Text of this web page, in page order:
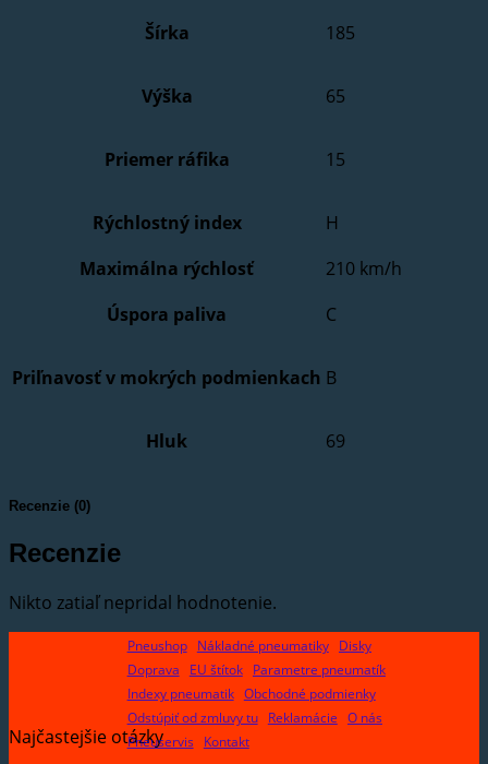
Šírka 185
Výška 65
Priemer ráfika 15
Rýchlostný index
H
Maximálna rýchlosť
210 km/h
Úspora paliva
C
Priľnavosť v mokrých podmienkach B
Hluk 69
Recenzie (0)
Recenzie
Nikto zatiaľ nepridal hodnotenie.
Pneushop Nákladné pneumatiky
Disky
Doprava
EU štítok
Parametre pneumatík
Indexy pneumatik Obchodné podmienky
Odstúpiť od zmluvy tu
Reklamácie O nás
Pneuservis
Kontakt
Najčastejšie otázky